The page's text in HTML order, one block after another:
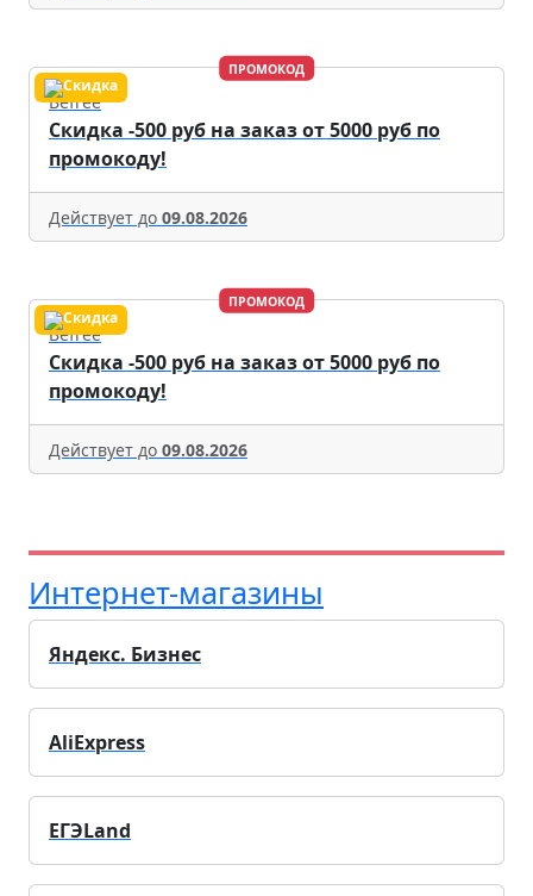
ПРОМОКОД
Befree
Скидка -500 руб на заказ от 5000 руб по
промокоду!
Действует до 09.08.2026
ПРОМОКОД
Befree
Скидка -500 руб на заказ от 5000 руб по
промокоду!
Действует до 09.08.2026
Интернет-магазины
Яндекс. Бизнес
AliExpress
ЕГЭLand